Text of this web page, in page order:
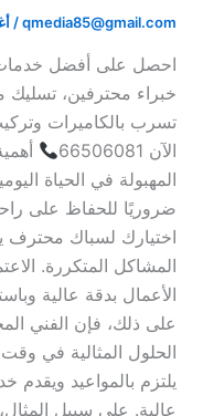
qmedia85@gmail.com
/
احصل على أفضل خدمات
خبراء محترفين،
تسرب بالكاميرات
الآن 66506081
المهبولة في الحياة
ضروريًا للحفاظ على
اختيارك لسباك محترف
المشاكل المتكررة.
الأعمال بدقة عالية
على ذلك، فإن الفني
الحلول المثالية في
يلتزم بالمواعيد ويقدم
عالية. على سبيل